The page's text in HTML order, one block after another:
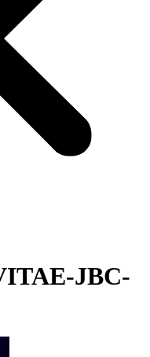
JBC-